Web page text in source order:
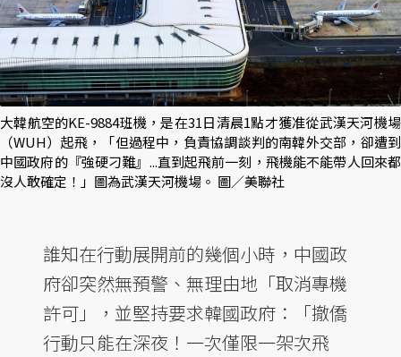
大韓航空的KE-9884班機，是在31日清晨1點才獲准從武漢天河機場
（WUH）起飛，「但過程中，負責協調談判的南韓外交部，卻遭到
中國政府的『強硬刁難』...直到起飛前一刻，飛機能不能帶人回來都
沒人敢確定！」圖為武漢天河機場。 圖／美聯社
誰知在行動展開前的幾個小時，中國政
府卻突然無預警、無理由地「取消專機
許可」，並堅持要求韓國政府：「撤僑
行動只能在深夜！一次僅限一架次飛